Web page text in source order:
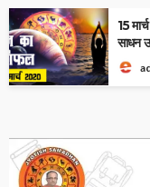
15
साधन